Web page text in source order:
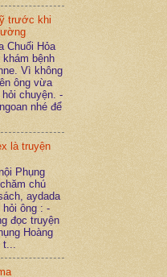
trước khi
Chuối Hỏa
bệnh
Vì không
ông vừa
chuyện. -
nhé để
là truyện
Phụng
chú
aydada
hỏi ông : -
đọc truyện
Hoàng
t...